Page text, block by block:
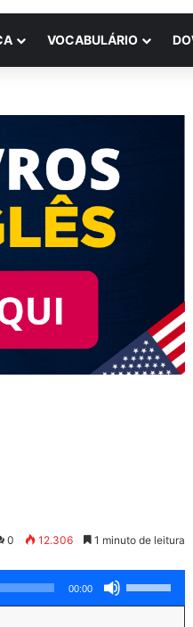
VOCABULÁRIO
0 12.306 1 minuto de leitura
00:00
as